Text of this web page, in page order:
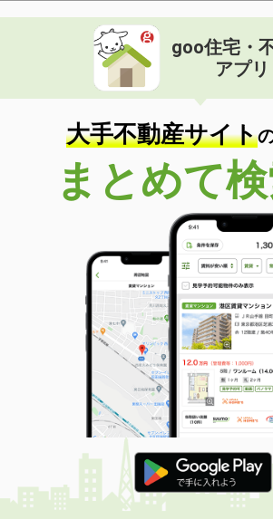
goo住宅・
アプリ
大手不動産サイト
まとめて検